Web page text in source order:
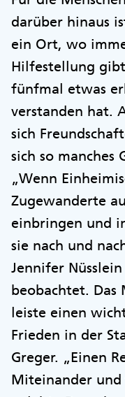
darüber hinaus
ein Ort, wo
Hilfestellung
fünfmal etwas
verstanden hat.
sich
sich so manches
„Wenn
Zugewanderte
einbringen und
sie nach und
Jennifer
beobachtet. Das
leiste einen
Frieden in der
Greger. „Einen
Miteinander und